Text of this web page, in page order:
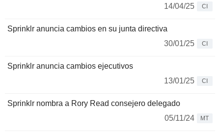
14/04/25
CI
Sprinklr anuncia cambios en su junta directiva
30/01/25
CI
Sprinklr anuncia cambios ejecutivos
13/01/25
CI
Sprinklr nombra a Rory Read consejero delegado
05/11/24
MT